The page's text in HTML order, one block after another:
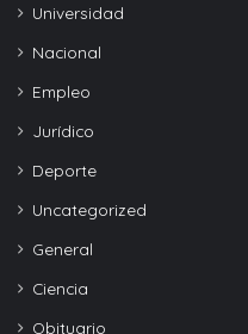
Universidad
Nacional
Empleo
Jurídico
Deporte
Uncategorized
General
Ciencia
Obituario